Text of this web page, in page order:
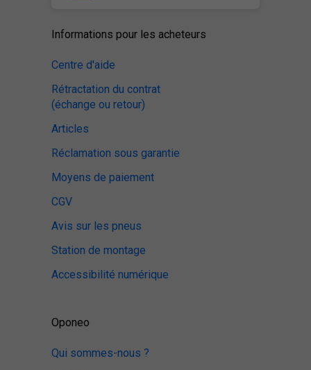
Informations pour les acheteurs
Centre d'aide
Rétractation du contrat
(échange ou retour)
Articles
Réclamation sous garantie
Moyens de paiement
CGV
Avis sur les pneus
Station de montage
Accessibilité numérique
Oponeo
Qui sommes-nous ?